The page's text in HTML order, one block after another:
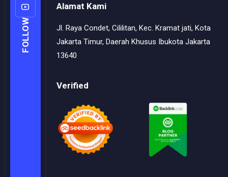
FOLLOW
Alamat Kami
Jl. Raya Condet, Cililitan, Kec. Kramat jati, Kota
Jakarta Timur, Daerah Khusus Ibukota Jakarta
13640
Verified